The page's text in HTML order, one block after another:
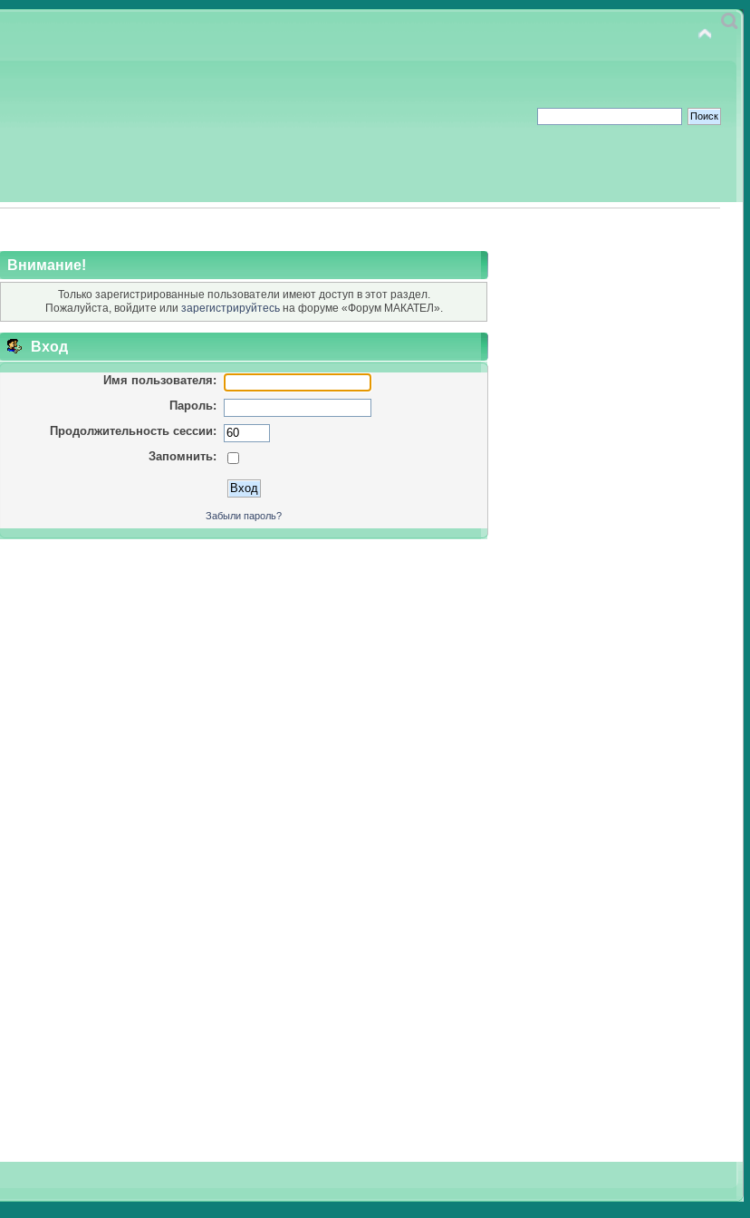
Внимание!
Только зарегистрированные пользователи имеют доступ в этот раздел.
Пожалуйста, войдите или зарегистрируйтесьна форуме «Форум МАКАТЕЛ».
Вход
Имя пользователя:
Пароль:
Продолжительность сессии:
Запомнить:
Забыли пароль?